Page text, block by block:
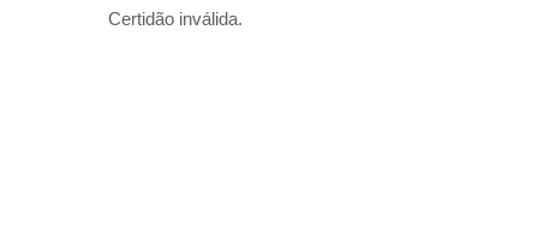
Certidão inválida.